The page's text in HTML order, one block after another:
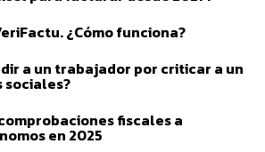
¿Cómo funciona?
a un trabajador por criticar a un
sociales?
fiscales a
en 2025